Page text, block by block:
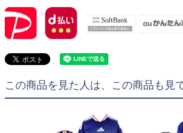
この商品を見た人は、この商品も見